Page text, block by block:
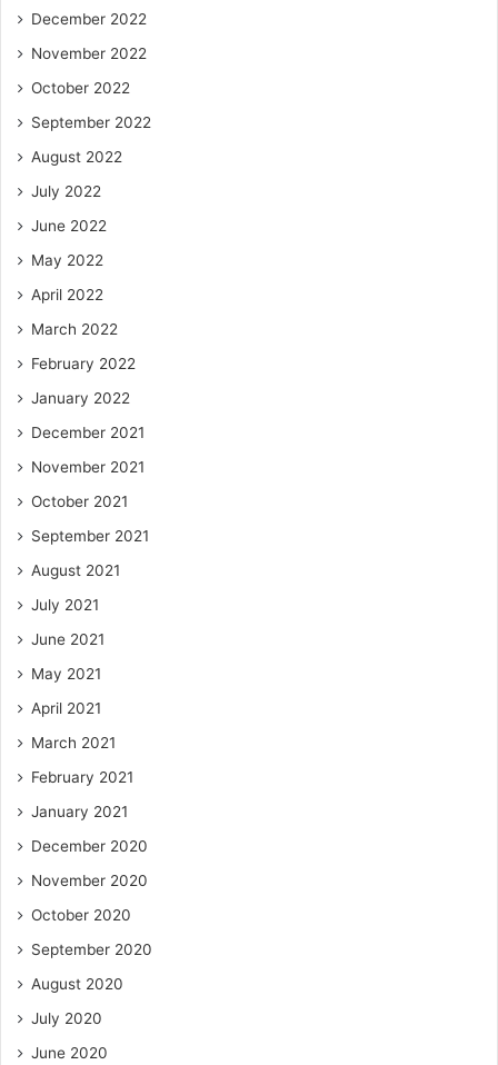
December 2022
November 2022
October 2022
September 2022
August 2022
July 2022
June 2022
May 2022
April 2022
March 2022
February 2022
January 2022
December 2021
November 2021
October 2021
September 2021
August 2021
July 2021
June 2021
May 2021
April 2021
March 2021
February 2021
January 2021
December 2020
November 2020
October 2020
September 2020
August 2020
July 2020
June 2020